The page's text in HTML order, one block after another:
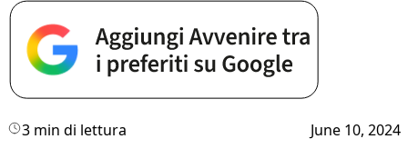
3 min di lettura June 10, 2024